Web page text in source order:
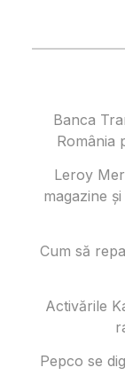
Banca
România
Leroy
magazine
Cum să
Activările
Pepco se